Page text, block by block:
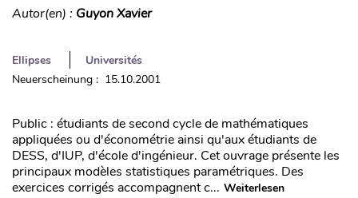
Autor(en) : Guyon Xavier
Ellipses
Universités
Neuerscheinung : 15.10.2001
Public : étudiants de second cycle de mathématiques
appliquées ou d'économétrie ainsi qu'aux étudiants de
DESS, d'IUP, d'école d'ingénieur. Cet ouvrage présente les
principaux modèles statistiques paramétriques. Des
exercices corrigés accompagnent c... Weiterlesen